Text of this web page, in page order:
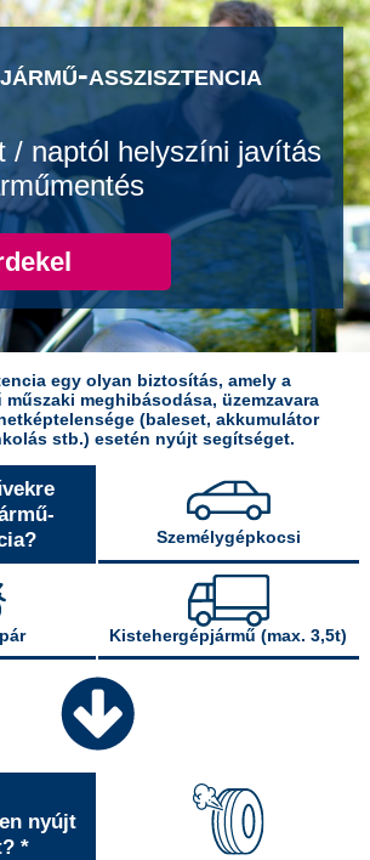
asszisztencia
/ naptól helyszíni javítás
egy olyan biztosítás, amely a
meghibásodása, üzemzavara
(baleset, akkumulátor
stb.) esetén nyújt segítséget.
Személygépkocsi
Kistehergépjármű (max. 3,5t)
nyújt
*